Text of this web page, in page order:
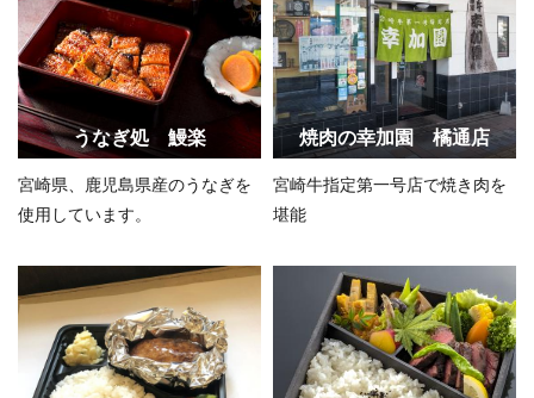
うなぎ処 鰻楽
宮崎県、鹿児島県産のうなぎを
使用しています。
焼肉の幸加園 橘通店
宮崎牛指定第一号店で焼き肉を
堪能